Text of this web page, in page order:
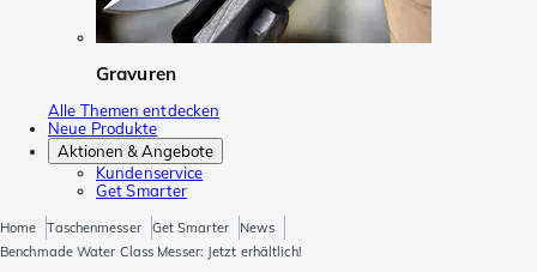
Gravuren
Alle Themen entdecken
Neue Produkte
Aktionen & Angebote
Kundenservice
Get Smarter
Home Taschenmesser Get Smarter
News
Benchmade Water Class Messer: Jetzt erhältlich!